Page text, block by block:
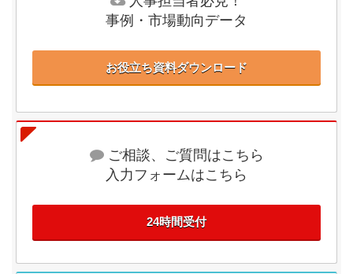
事例・市場動向データ
お役立ち資料ダウンロード
ご相談、ご質問はこちら
入力フォームはこちら
24時間受付